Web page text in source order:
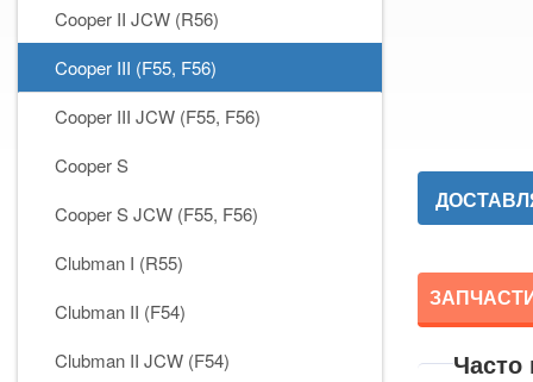
Cooper II JCW (R56)
Cooper III (F55, F56)
Cooper III JCW (F55, F56)
Cooper S
Cooper S JCW (F55, F56)
Clubman I (R55)
Clubman II (F54)
Clubman II JCW (F54)